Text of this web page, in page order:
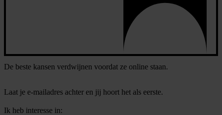
De beste kansen verdwijnen voordat ze online staan.
Laat je e-mailadres achter en jij hoort het als eerste.
Ik heb interesse in: